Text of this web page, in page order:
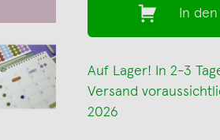
In
Auf Lager! In 2-3
Versand
2026